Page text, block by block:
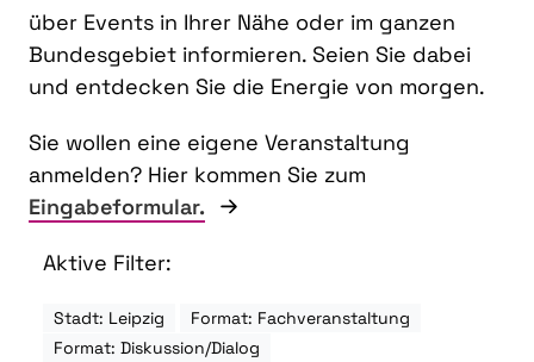
über Events in Ihrer Nähe oder im ganzen
Bundesgebiet informieren. Seien Sie dabei
und entdecken Sie die Energie von morgen.
Sie wollen eine eigene Veranstaltung
anmelden? Hier kommen Sie zum
Eingabeformular.
Aktive Filter:
Stadt: Leipzig
Format: Fachveranstaltung
Format: Diskussion/Dialog